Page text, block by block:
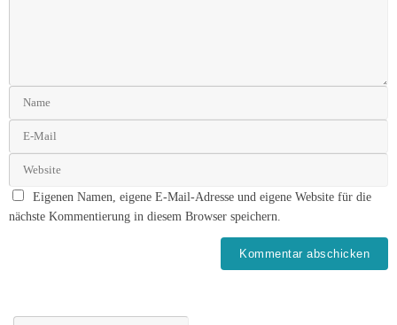
Eigenen Namen, eigene E-Mail-Adresse und eigene Website für die
nächste Kommentierung in diesem Browser speichern.